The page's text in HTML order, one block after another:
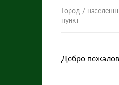
Город /
пункт
Добро